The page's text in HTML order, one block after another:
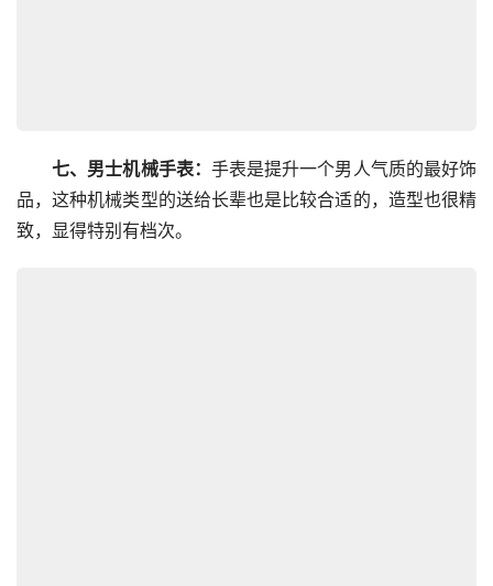
七、男士机械手表： 手表是提升一个男人气质的最好饰
品，这种机械类型的送给长辈也是比较合适的，造型也很精
致，显得特别有档次。